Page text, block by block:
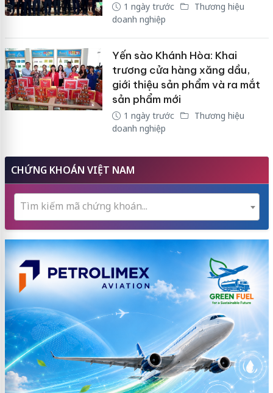
1 ngày trước
Thương hiệu
doanh nghiệp
Yến sào Khánh Hòa: Khai
trương cửa hàng xăng dầu,
giới thiệu sản phẩm và ra mắt
sản phẩm mới
1 ngày trước
Thương hiệu
doanh nghiệp
CHỨNG KHOÁN VIỆT NAM
Tìm kiếm mã chứng khoán...